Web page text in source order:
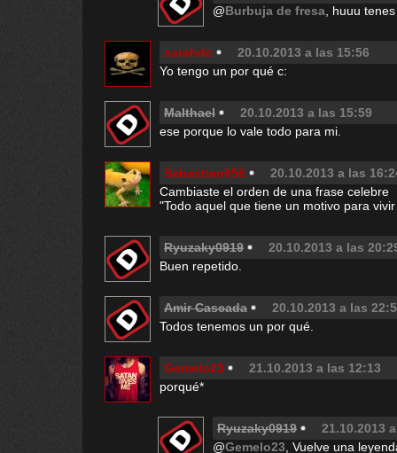
@Burbuja de fresa , huuu
sarahdc
20.10.2013 a las 15:56
Yo tengo un por qué c:
Malthael
20.10.2013 a las 15:59
ese porque lo vale todo para mi.
Sebastian656
20.10.2013 a las
Cambiaste el orden de una frase celebre
"Todo aquel que tiene un motivo para
Ryuzaky0919
20.10.2013 a las
Buen repetido.
Amir Cascada
20.10.2013 a las
Todos tenemos un por qué.
Gemelo23
21.10.2013 a las 12:13
porqué*
Ryuzaky0919
21.10.2013
@Gemelo23 , Vuelve una